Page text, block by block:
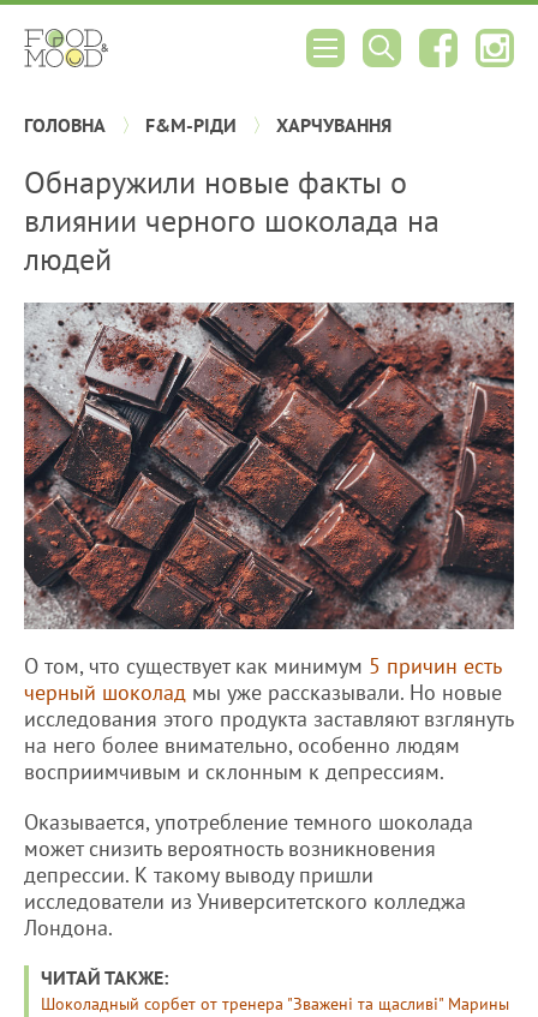
ГОЛОВНА F&M-РІДИ ХАРЧУВАННЯ
Обнаружили новые факты о
влиянии черного шоколада на
людей
О том, что существует как минимум 5 причин есть
черный шоколад мы уже рассказывали. Но новые
исследования этого продукта заставляют взглянуть
на него более внимательно, особенно людям
восприимчивым и склонным к депрессиям.
Оказывается, употребление темного шоколада
может снизить вероятность возникновения
депрессии. К такому выводу пришли
исследователи из Университетского колледжа
Лондона.
ЧИТАЙ ТАКЖЕ:
Шоколадный сорбет от тренера "Зважені та щасливі" Марины